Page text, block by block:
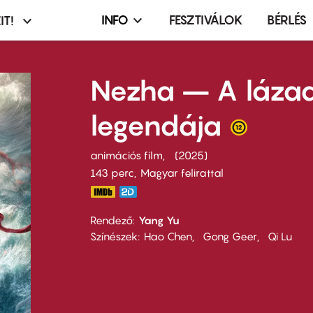
Infó,
terembérlés
menü
INFO FESZTIVÁLOK BÉRLÉS
Nezha – A
legendája
animációs film
2025
143 perc,
Magyar felirattal
Rendező Yang Yu
Színészek
Hao Chen Gong Geer Qi Lu